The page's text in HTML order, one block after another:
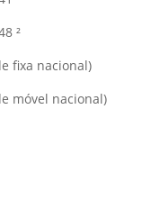
²
fixa nacional)
móvel nacional)